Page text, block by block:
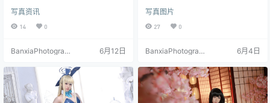
名称：朝霧愛（Asagiriai） 图片数
量：37张 资源大小：409MB
写真资讯
14 0
BanxiaPhotograp
6月12日
愛（Asagiriai） 图片数量：23张 资
源大小：70.7MB
写真图片
27 0
BanxiaPhotograp
6月4日